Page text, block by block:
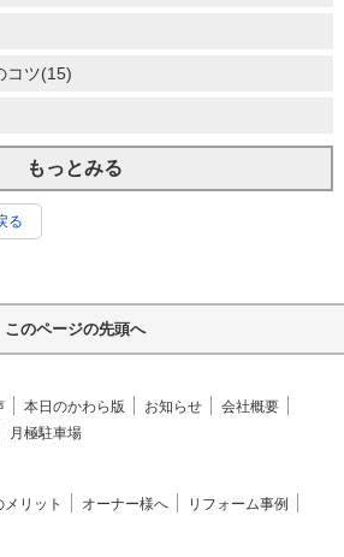
ツ(15)
もっとみる
る
このページの先頭へ
本日のかわら版 お知らせ
会社概要
月極駐車場
メリット オーナー様へ
リフォーム事例